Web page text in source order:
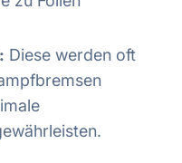
Diese werden oft